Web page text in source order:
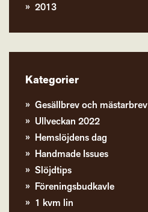
2013
Kategorier
Gesällbrev och mästarbrev
Ullveckan 2022
Hemslöjdens dag
Handmade Issues
Slöjdtips
Föreningsbudkavle
1 kvm lin